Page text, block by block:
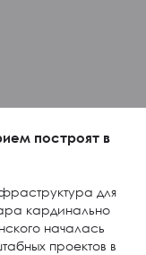
построят в
для
кардинально
началась
проектов в